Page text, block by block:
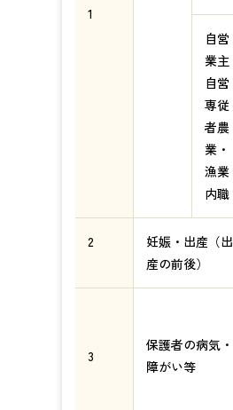
1
自営
業主
自営
専従
者農
業・
漁業
内職
2
妊娠・出産（出
産の前後）
3
保護者の病気・
障がい等